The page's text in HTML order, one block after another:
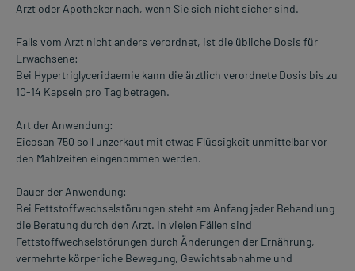
Arzt oder Apotheker nach, wenn Sie sich nicht sicher sind.
Falls vom Arzt nicht anders verordnet, ist die übliche Dosis für
Erwachsene:
Bei Hypertriglyceridaemie kann die ärztlich verordnete Dosis bis zu
10-14 Kapseln pro Tag betragen.
Art der Anwendung:
Eicosan 750 soll unzerkaut mit etwas Flüssigkeit unmittelbar vor
den Mahlzeiten eingenommen werden.
Dauer der Anwendung:
Bei Fettstoffwechselstörungen steht am Anfang jeder Behandlung
die Beratung durch den Arzt. In vielen Fällen sind
Fettstoffwechselstörungen durch Änderungen der Ernährung,
vermehrte körperliche Bewegung, Gewichtsabnahme und